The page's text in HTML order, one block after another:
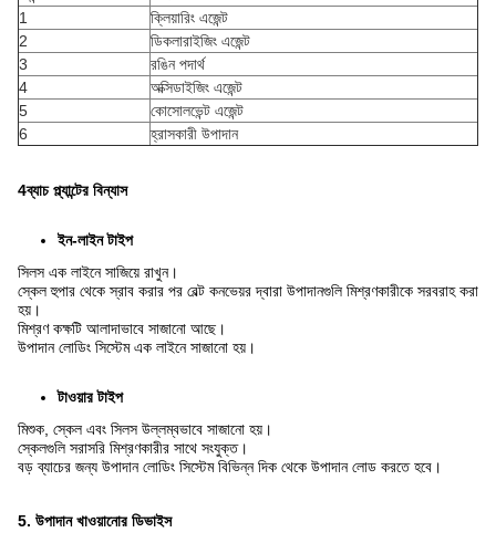
1
ক্লিয়ারিং এজেন্ট
2
ডিকলারাইজিং এজেন্ট
3
রঙিন পদার্থ
4
অক্সিডাইজিং এজেন্ট
5
কোসোলভেন্ট এজেন্ট
6
হ্রাসকারী উপাদান
4ব্যাচ প্ল্যান্টের বিন্যাস
ইন-লাইন টাইপ
সিলস এক লাইনে সাজিয়ে রাখুন।
স্কেল হুপার থেকে স্রাব করার পর বেল্ট কনভেয়র দ্বারা উপাদানগুলি মিশ্রণকারীকে সরবরাহ করা
হয়।
মিশ্রণ কক্ষটি আলাদাভাবে সাজানো আছে।
উপাদান লোডিং সিস্টেম এক লাইনে সাজানো হয়।
টাওয়ার টাইপ
মিশুক, স্কেল এবং সিলস উল্লম্বভাবে সাজানো হয়।
স্কেলগুলি সরাসরি মিশ্রণকারীর সাথে সংযুক্ত।
বড় ব্যাচের জন্য উপাদান লোডিং সিস্টেম বিভিন্ন দিক থেকে উপাদান লোড করতে হবে।
5. উপাদান খাওয়ানোর ডিভাইস